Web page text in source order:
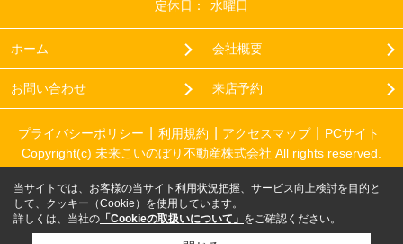
定休日：
水曜日
ホーム 会社概要
お問い合わせ 来店予約
プライバシーポリシー 利用規約 アクセスマップ
PCサイト
Copyright(c) 未来こいのぼり不動産株式会社 All rights reserved.
当サイトでは、お客様の当サイト利用状況把握、サービス向上検討を目的と
して、クッキー（Cookie）を使用しています。
詳しくは、当社の 「Cookieの取扱いについて」 をご確認ください。